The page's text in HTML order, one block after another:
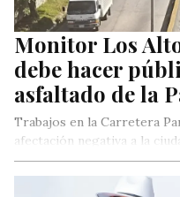
Monitor Los
debe hacer
asfaltado de la
Trabajos en la Carretera
afectación negativa a la
ONG Monitor…